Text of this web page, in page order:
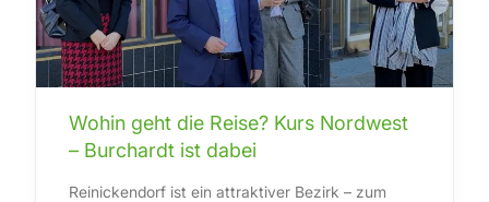
Wohin geht die Reise? Kurs Nordwest
– Burchardt ist dabei
Reinickendorf ist ein attraktiver Bezirk – zum